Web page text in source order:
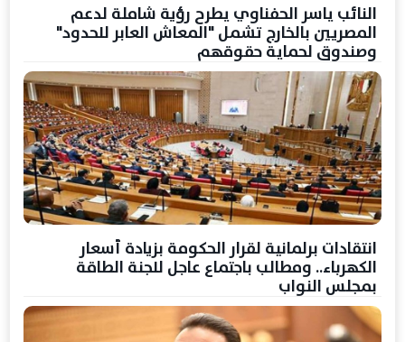
النائب ياسر الحفناوي يطرح رؤية شاملة لدعم
المصريين بالخارج تشمل "المعاش العابر للحدود"
وصندوق لحماية حقوقهم
انتقادات برلمانية لقرار الحكومة بزيادة أسعار
الكهرباء.. ومطالب باجتماع عاجل للجنة الطاقة
بمجلس النواب